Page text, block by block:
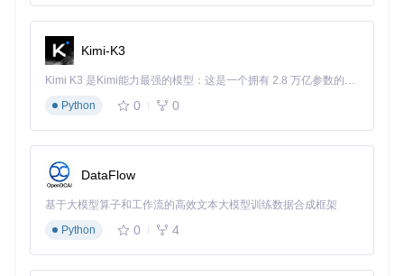
引入，都能轻松集成。
高阶函数：输出的函数可以无缝与数组方法如.map,.filt
er结合，实现链式操作。
综上所述，selectn是处理复杂数据结构的得力助手，特别适
它，你能写出更加简洁、健壮且易于理解的代码，从而提升开
Kimi-K3
Kimi K3 是Kimi能力最强的模型：这是一个拥有 2.8 万亿参数的混合专家（MoE）模型，具备原生视觉理解能力，并支持 100 万 token 的上下文窗口。
Python
0 0
DataFlow
基于大模型算子和工作流的高效文本大模型训练数据合成框架
Python
0 4